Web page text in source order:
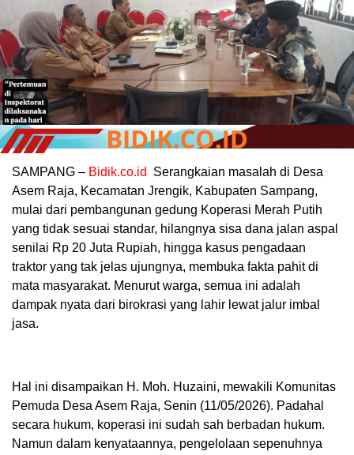
SAMPANG – Bidik.co.id Serangkaian masalah di Desa
Asem Raja, Kecamatan Jrengik, Kabupaten Sampang,
mulai dari pembangunan gedung Koperasi Merah Putih
yang tidak sesuai standar, hilangnya sisa dana jalan aspal
senilai Rp 20 Juta Rupiah, hingga kasus pengadaan
traktor yang tak jelas ujungnya, membuka fakta pahit di
mata masyarakat. Menurut warga, semua ini adalah
dampak nyata dari birokrasi yang lahir lewat jalur imbal
jasa.
Hal ini disampaikan H. Moh. Huzaini, mewakili Komunitas
Pemuda Desa Asem Raja, Senin (11/05/2026). Padahal
secara hukum, koperasi ini sudah sah berbadan hukum.
Namun dalam kenyataannya, pengelolaan sepenuhnya